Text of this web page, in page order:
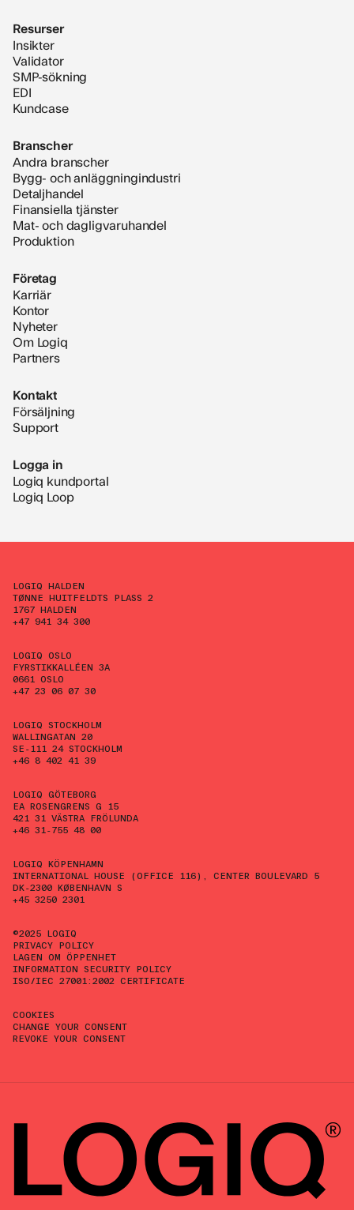
Resurser
Insikter
Validator
SMP-sökning
EDI
Kundcase
Branscher
Andra branscher
Bygg- och anläggningindustri
Detaljhandel
Finansiella tjänster
Mat- och dagligvaruhandel
Produktion
Företag
Karriär
Kontor
Nyheter
Om Logiq
Partners
Kontakt
Försäljning
Support
Logga in
Logiq kundportal
Logiq Loop
LOGIQ HALDEN
TØNNE HUITFELDTS PLASS 2
1767 HALDEN
+47 941 34 300
LOGIQ OSLO
FYRSTIKKALLÉEN 3A
0661 OSLO
+47 23 06 07 30
LOGIQ STOCKHOLM
WALLINGATAN 20
SE-111 24 STOCKHOLM
+46 8 402 41 39
LOGIQ GÖTEBORG
EA ROSENGRENS G 15
421 31 VÄSTRA FRÖLUNDA
+46 31-755 48 00
LOGIQ KÖPENHAMN
INTERNATIONAL HOUSE (OFFICE 116), CENTER BOULEVARD 5
DK-2300 KØBENHAVN S
+45 3250 2301
©2025 LOGIQ
PRIVACY POLICY
LAGEN OM ÖPPENHET
INFORMATION SECURITY POLICY
ISO/IEC 27001:2002 CERTIFICATE
COOKIES
CHANGE YOUR CONSENT
REVOKE YOUR CONSENT